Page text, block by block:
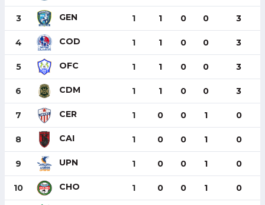
3 GEN 1 1 0 0 3
4 COD 1 1 0 0 3
5 OFC 1 1 0 0 3
6 CDM 1 1 0 0 3
7 CER 1 0 0 1 0
8 CAI 1 0 0 1 0
9 UPN 1 0 0 1 0
10 CHO 1 0 0 1 0